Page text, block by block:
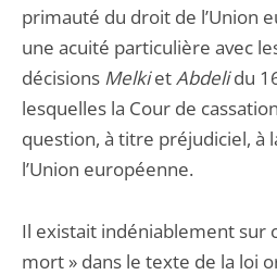
primauté du droit de l’Union
une acuité particulière avec
décisions MelkietAbdelidu
lesquelles la Cour de
question, à titre préjudiciel, à
l’Union européenne.
Il existait indéniablement sur
mort » dans le texte de la loi